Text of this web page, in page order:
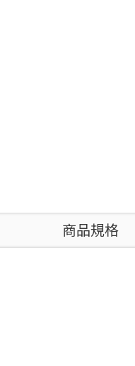
商品規格